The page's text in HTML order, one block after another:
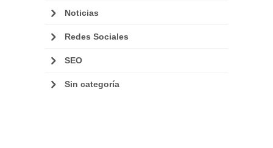
Noticias
Redes Sociales
SEO
Sin categoría